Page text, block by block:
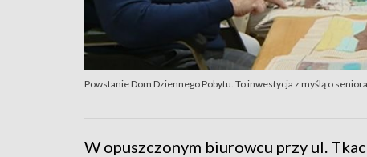
Powstanie Dom Dziennego Pobytu. To inwestycja z myślą o
W opuszczonym biurowcu przy ul.